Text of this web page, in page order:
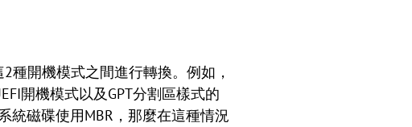
種開機模式之間進行轉換。例如，
開機模式以及GPT分割區樣式的
統磁碟使用MBR，那麼在這種情況